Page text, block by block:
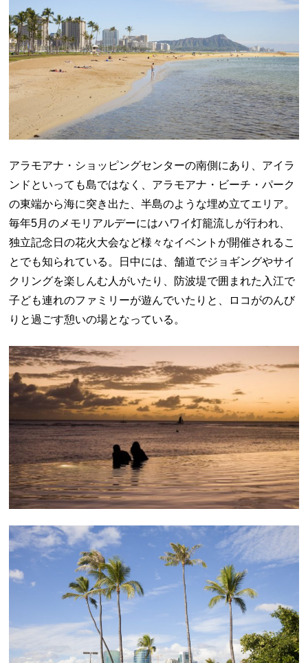
アラモアナ・ショッピングセンターの南側にあり、アイラ
ンドといっても島ではなく、アラモアナ・ビーチ・パーク
の東端から海に突き出た、半島のような埋め立てエリア。
毎年5月のメモリアルデーにはハワイ灯籠流しが行われ、
独立記念日の花火大会など様々なイベントが開催されるこ
とでも知られている。日中には、舗道でジョギングやサイ
クリングを楽しんむ人がいたり、防波堤で囲まれた入江で
子ども連れのファミリーが遊んでいたりと、ロコがのんび
りと過ごす憩いの場となっている。